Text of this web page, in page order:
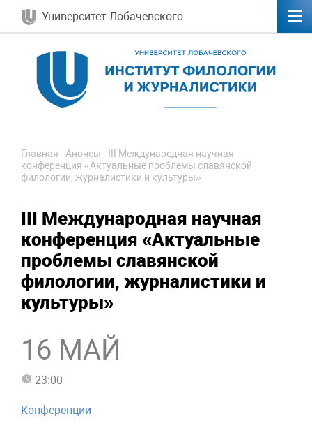
Университет Лобачевского
Главная -Анонсы -
III Международная научная
конференция «Актуальные проблемы славянской
филологии, журналистики и культуры»
III Международная научная
конференция «Актуальные
проблемы славянской
филологии, журналистики и
культуры»
16 МАЙ
23:00
Конференции